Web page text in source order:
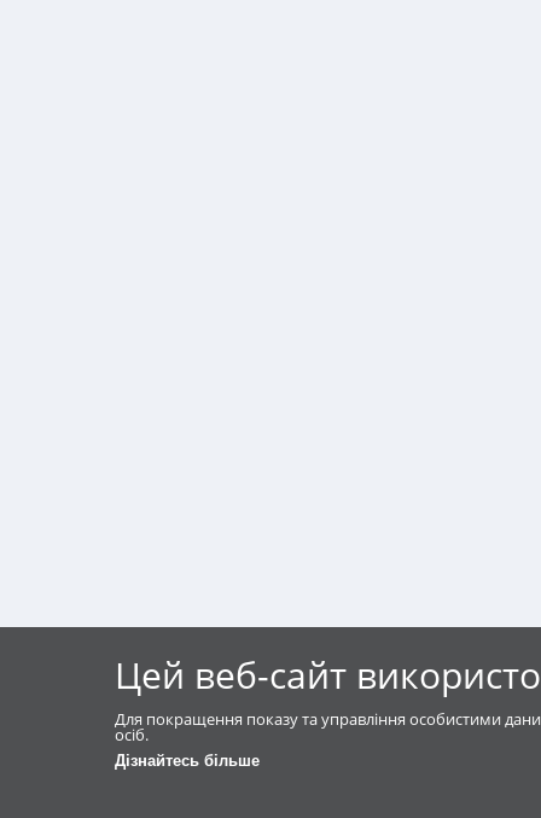
Цей веб-сайт
Для покращення показу та управління особистими
осіб.
Дізнайтесь більше